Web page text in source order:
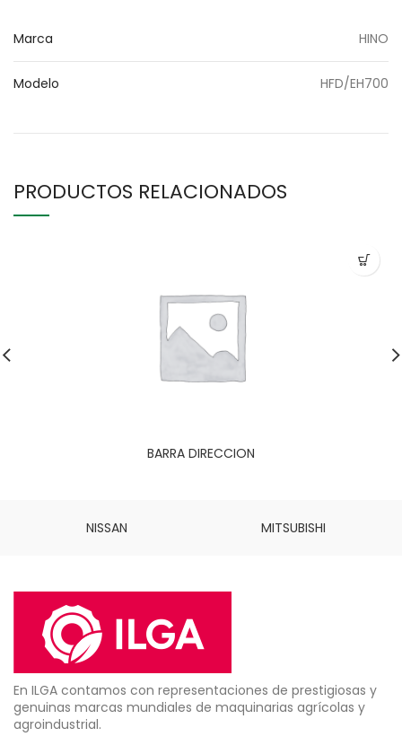
Marca HINO
Modelo HFD/EH700
PRODUCTOS RELACIONADOS
BARRA DIRECCION
NISSAN MITSUBISHI
En ILGA contamos con representaciones de prestigiosas y
genuinas marcas mundiales de maquinarias agrícolas y
agroindustrial.